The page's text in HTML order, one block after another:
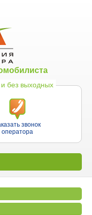
и без выходных
звонок
оператора